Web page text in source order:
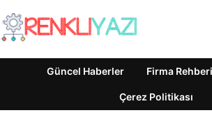
Güncel Haberler Firma Rehberi
Çerez Politikası